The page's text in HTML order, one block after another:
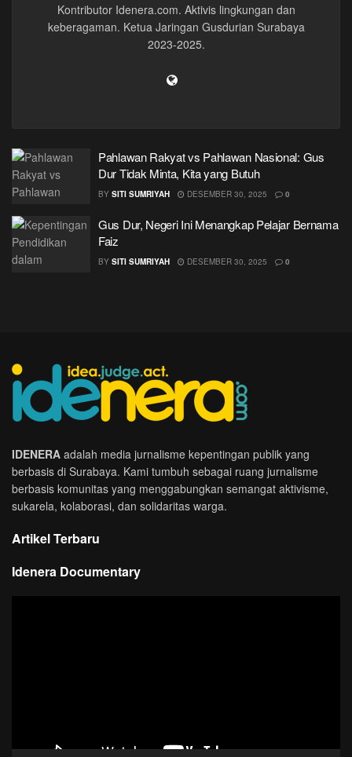
Kontributor Idenera.com. Aktivis lingkungan dan
keberagaman. Ketua Jaringan Gusdurian Surabaya
2023-2025.
Pahlawan Rakyat vs Pahlawan Nasional: Gus
Dur Tidak Minta, Kita yang Butuh
BY SITI SUMRIYAH DESEMBER 30, 2025 0
Gus Dur, Negeri Ini Menangkap Pelajar Bernama
Faiz
BY SITI SUMRIYAH DESEMBER 30, 2025 0
IDENERA adalah media jurnalisme kepentingan publik yang
berbasis di Surabaya. Kami tumbuh sebagai ruang jurnalisme
berbasis komunitas yang menggabungkan semangat aktivisme,
sukarela, kolaborasi, dan solidaritas warga.
Artikel Terbaru
Idenera Documentary